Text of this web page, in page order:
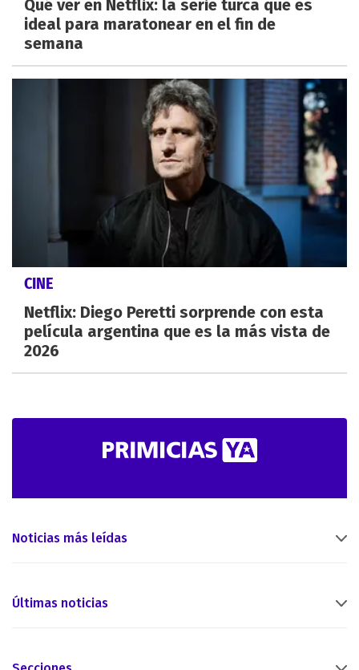
Qué ver en Netflix: la serie turca que es
ideal para maratonear en el fin de
semana
CINE
Netflix: Diego Peretti sorprende con esta
película argentina que es la más vista de
2026
Noticias más leídas
Últimas noticias